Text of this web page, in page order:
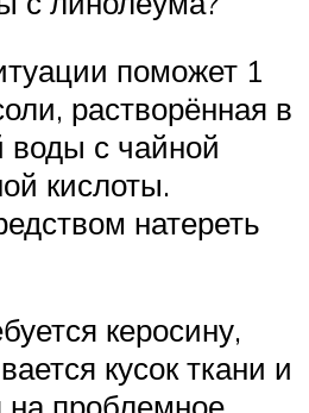
поможет 1
растворённая в
воды с чайной
кислоты.
натереть
керосину,
кусок ткани и